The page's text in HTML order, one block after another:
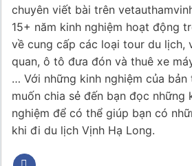
chuyên viết bài trên
15+ năm kinh nghiệm hoạt động
về cung cấp các loại tour du lịch,
quan, ô tô đưa đón và thuê xe
… Với những kinh nghiệm của bản
muốn chia sẻ đến bạn đọc những
nghiệm để có thể giúp bạn có
khi đi du lịch Vịnh Hạ Long.